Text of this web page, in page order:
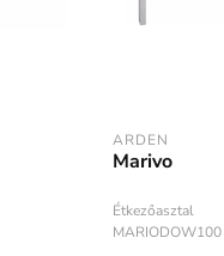
ARDEN
Marivo
Étkezőasztal
MARIODOW100